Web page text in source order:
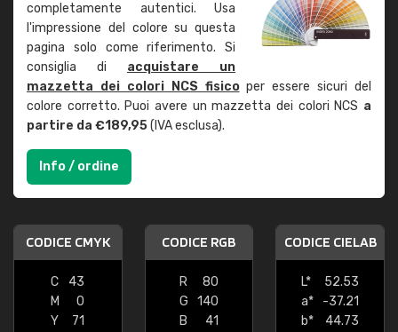
completamente autentici. Usa
l'impressione del colore su questa
pagina solo come riferimento. Si
consiglia di acquistare un
mazzetta dei colori NCS fisicoper essere sicuri del
colore corretto. Puoi avere un mazzetta dei colori NCS a
partire da €189,95(IVA esclusa).
Info / ordine
CODICE CMYK
C
43
M
0
Y
71
CODICE RGB
R
80
G
140
B
41
CODICE CIELAB
L*
52.53
a*
-37.21
b*
44.73